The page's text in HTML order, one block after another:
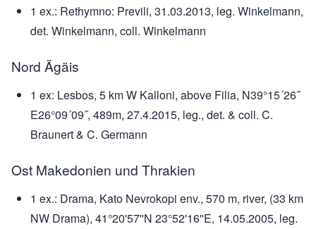
1 ex.: Rethymno: Previli, 31.03.2013, leg. Winkelmann,
det. Winkelmann, coll. Winkelmann
Nord Ägäis
1 ex: Lesbos, 5 km W Kalloni, above Filia, N39°15´26˝
E26°09´09˝, 489m, 27.4.2015, leg., det. & coll. C.
Braunert & C. Germann
Ost Makedonien und Thrakien
1 ex.: Drama, Kato Nevrokopi env., 570 m, river, (33 km
NW Drama), 41°20'57''N 23°52'16''E, 14.05.2005, leg.